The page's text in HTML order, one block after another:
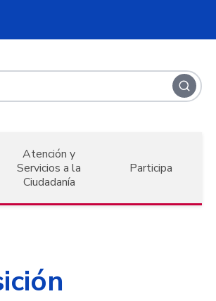
Atención y
Servicios a la
Ciudadanía
Participa